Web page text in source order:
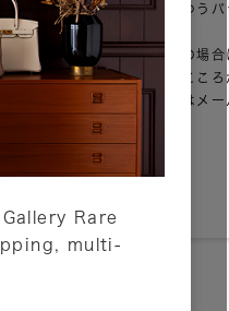
Rare
multi-
配送業者：佐川急便・ゆうパ
ご注文確認（銀行振込の場
営業日以内のご出荷をここ
が一出荷が遅れる場合はメ
詳しくはこちら